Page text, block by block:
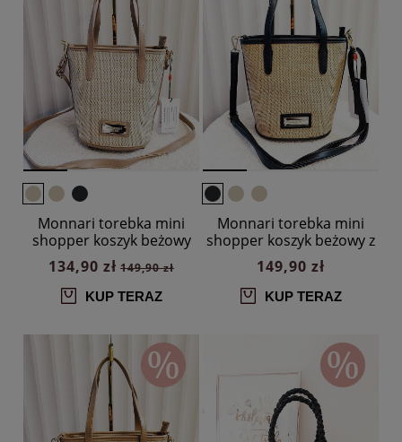
Monnari torebka mini
shopper koszyk beżowy
134,90 zł 149,90 zł
KUP TERAZ
Monnari torebka mini
shopper koszyk beżowy z
czarnym
149,90 zł
KUP TERAZ